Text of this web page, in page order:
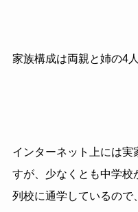
家族構成は両親と姉の4
インターネット上には実
すが、少なくとも中学校
列校に通学しているので